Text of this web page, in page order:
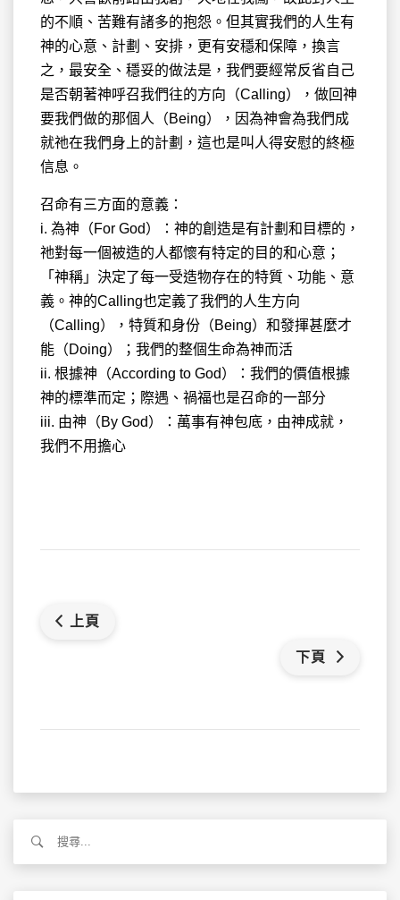
的不順、苦難有諸多的抱怨。但其實我們的人生有
神的心意、計劃、安排，更有安穩和保障，換言
之，最安全、穩妥的做法是，我們要經常反省自己
是否朝著神呼召我們往的方向（Calling），做回神
要我們做的那個人（Being），因為神會為我們成
就祂在我們身上的計劃，這也是叫人得安慰的終極
信息。
召命有三方面的意義：
i. 為神（For God）：神的創造是有計劃和目標的，
祂對每一個被造的人都懷有特定的目的和心意；
「神稱」決定了每一受造物存在的特質、功能、意
義。神的Calling也定義了我們的人生方向
（Calling），特質和身份（Being）和發揮甚麼才
能（Doing）；我們的整個生命為神而活
ii. 根據神（According to God）：我們的價值根據
神的標準而定；際遇、禍福也是召命的一部分
iii. 由神（By God）：萬事有神包底，由神成就，
我們不用擔心
上頁
下頁
關